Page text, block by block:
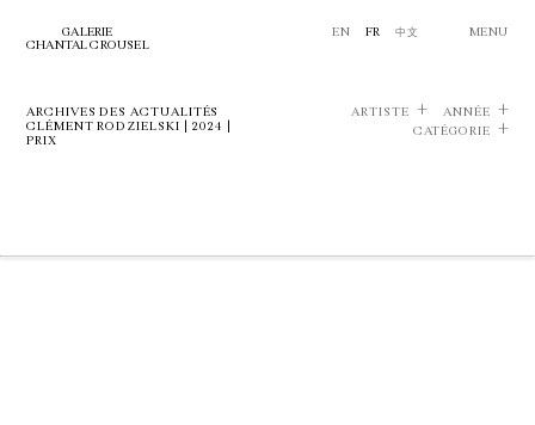
GALERIE
CHANTAL CROUSEL
EN FR 中文 MENU
ARCHIVES DES ACTUALITÉS
CLÉMENT RODZIELSKI | 2024 |
PRIX
ARTISTE
ANNÉE
CATÉGORIE